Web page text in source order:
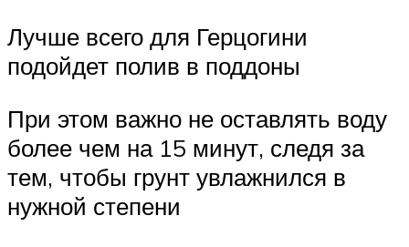
Лучше всего для Герцогини
подойдет полив в поддоны
При этом важно не оставлять воду
более чем на 15 минут, следя за
тем, чтобы грунт увлажнился в
нужной степени